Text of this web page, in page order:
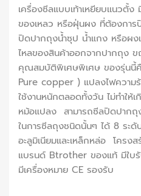
เครื่องซีลแบบเท้าเหยียบเเนวตั้
ของเหลว หรือฝุ่นผง ที่ต้องกา
ปิดปากถุงน้ำซุป น้ำแกง หรือผ
ไหลของสินค้าออกจากปากถุง
คุณสมบัติพิเศษพิเศษ ของรุ่นนี้
Pure copper ) แปลงไฟความร้
ใช้งานหนักตลอดทั้งวัน ไม่ทำให้
หม้อแปลง สามารถซีลปิดปากถุ
ในการซีลถุงชนิดนั้นๆ ได้ 8 ระ
อะลูมิเนียมและเหล็กหล่อ โครง
แบรนด์ Btrother ของแท้ มีใบรั
มีเครื่องหมาย CE รองรับ